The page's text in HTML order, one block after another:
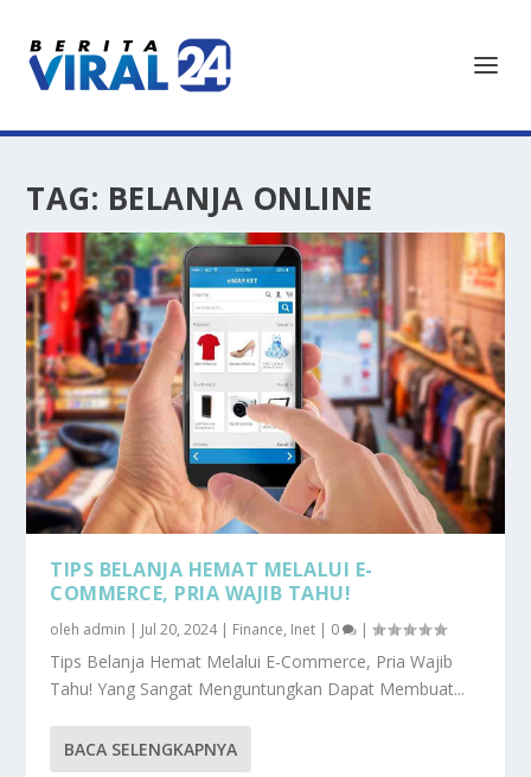
TAG: BELANJA ONLINE
TIPS BELANJA HEMAT MELALUI E-
COMMERCE, PRIA WAJIB TAHU!
oleh admin | Jul 20, 2024| Finance, Inet | 0 |
Tips Belanja Hemat Melalui E-Commerce, Pria Wajib
Tahu! Yang Sangat Menguntungkan Dapat Membuat...
BACA SELENGKAPNYA